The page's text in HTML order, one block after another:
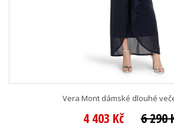
Vera Mont dámské dlouhé
4 403 Kč 6 290